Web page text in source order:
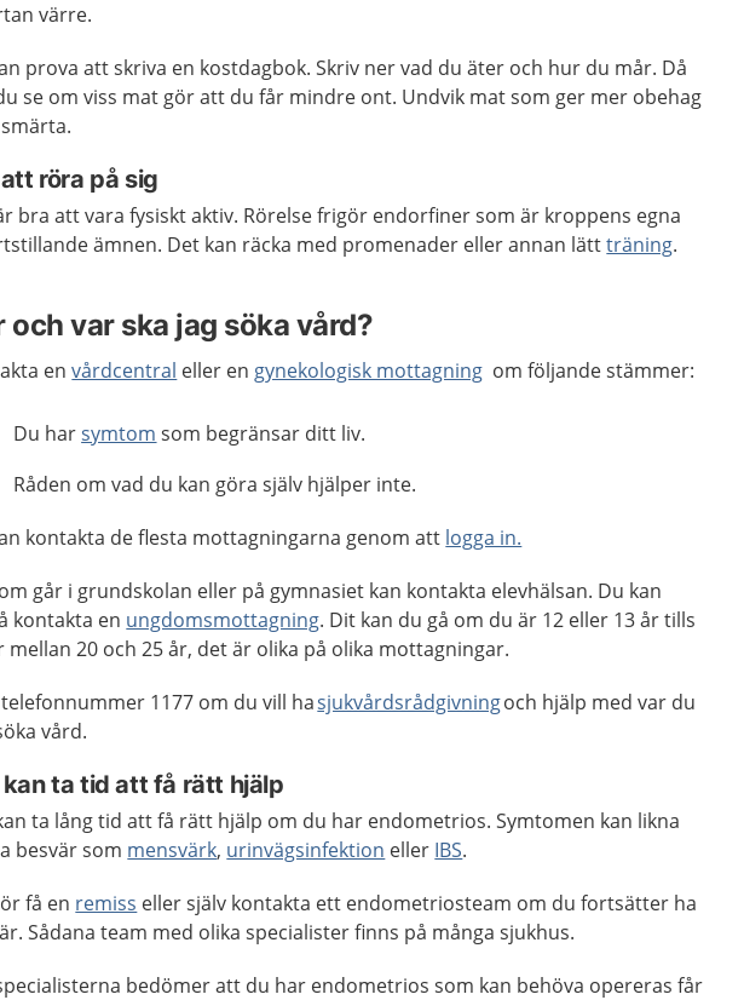
värre.
prova att skriva en kostdagbok. Skriv ner vad du äter och hur du mår. Då
se om viss mat gör att du får mindre ont. Undvik mat som ger mer obehag
röra på sig
bra att vara fysiskt aktiv. Rörelse frigör endorfiner som är kroppens egna
ämnen. Det kan räcka med promenader eller annan lättträning.
och var ska jag söka vård?
envårdcentral eller en gynekologisk mottagning om följande stämmer:
Du harsymtom som begränsar ditt liv.
Råden om vad du kan göra själv hjälper inte.
kontakta de flesta mottagningarna genom att logga in.
går i grundskolan eller på gymnasiet kan kontakta elevhälsan. Du kan
kontakta en ungdomsmottagning. Dit kan du gå om du är 12 eller 13 år tills
mellan 20 och 25 år, det är olika på olika mottagningar.
telefonnummer 1177 om du vill hasjukvårdsrådgivningoch hjälp med var du
vård.
ta tid att få rätt hjälp
ta lång tid att få rätt hjälp om du har endometrios. Symtomen kan likna
besvär som mensvärk, urinvägsinfektion eller IBS.
få en remiss eller själv kontakta ett endometriosteam om du fortsätter ha
Sådana team med olika specialister finns på många sjukhus.
bedömer att du har endometrios som kan behöva opereras får